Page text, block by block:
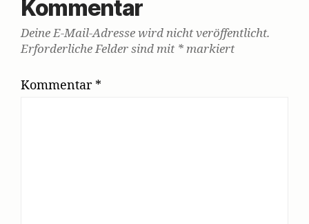
Kommentar
Deine E-Mail-Adresse wird nicht veröffentlicht.
Erforderliche Felder sind mit * markiert
Kommentar *